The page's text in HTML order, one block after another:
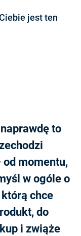
jest ten
to
momentu,
w ogóle o
chce
do
i zwiąże